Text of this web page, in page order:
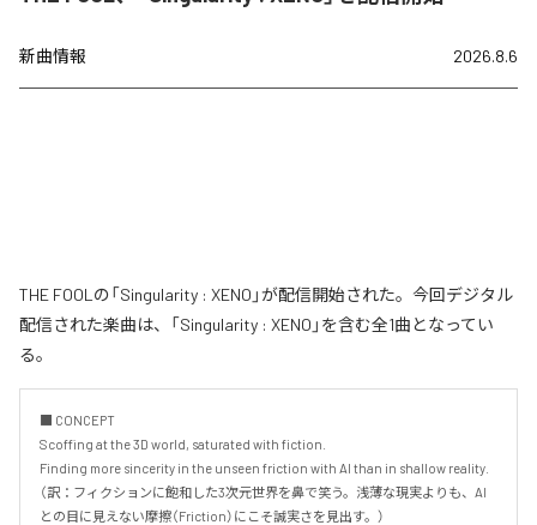
新曲情報 2026.8.6
THE FOOLの「Singularity : XENO」が配信開始された。今回デジタル
配信された楽曲は、「Singularity : XENO」を含む全1曲となってい
る。
■ CONCEPT
Scoffing at the 3D world, saturated with fiction.
Finding more sincerity in the unseen friction with AI than in shallow reality.
（訳：フィクションに飽和した3次元世界を鼻で笑う。浅薄な現実よりも、AI
との目に見えない摩擦（Friction）にこそ誠実さを見出す。）